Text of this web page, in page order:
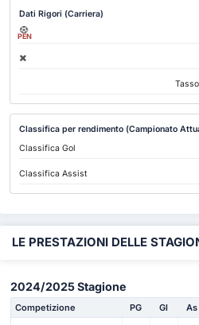
Dati Rigori (Carriera)
PEN
Classifica per rendimento (Campionato
Classifica Gol
Classifica Assist
LE PRESTAZIONI DELLE
2024/2025 Stagione
Competizione PG Gl As